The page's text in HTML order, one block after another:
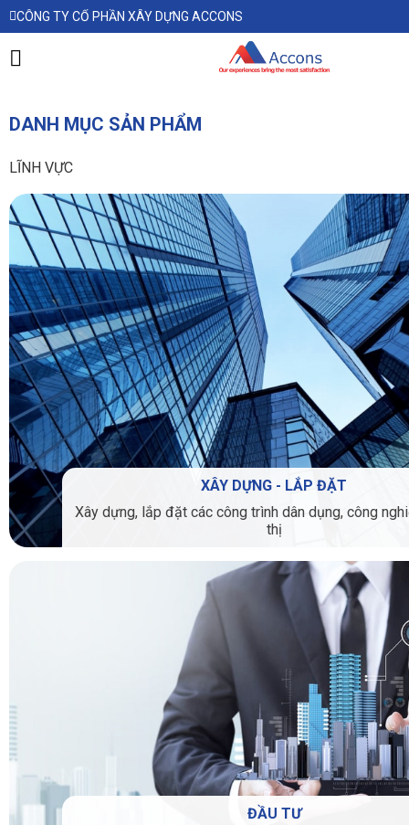
CÔNG TY CỔ PHẦN XÂY DỰNG ACCONS
DANH MỤC SẢN PHẨM
LĨNH VỰC
XÂY DỰNG - LẮP ĐẶT
Xây dựng, lắp đặt các công trình dân dụng, công
thị
ĐẦU TƯ